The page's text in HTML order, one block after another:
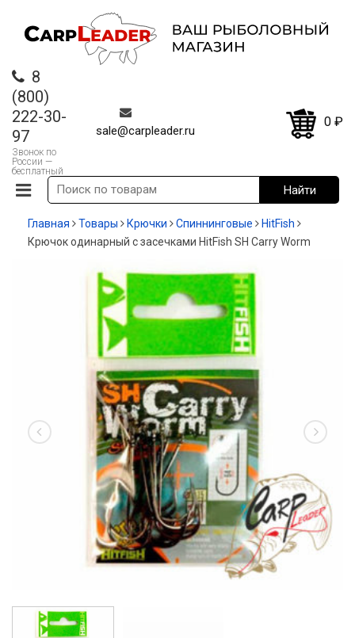
8
(800)
222-30-
97
Звонок по
России —
бесплатный
sale@carpleader.ru
0 ₽
Главная Товары Крючки Спиннинговые
HitFish
Крючок одинарный с засечками HitFish SH Carry Worm